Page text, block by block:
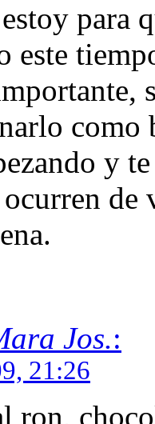
para
este
como
y
Jos.:
21:26
ron,